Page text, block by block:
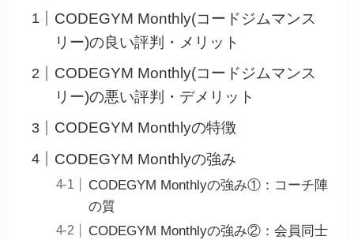
CODEGYM Monthly(コードジムマンス
リー)の良い評判・メリット
CODEGYM Monthly(コードジムマンス
リー)の悪い評判・デメリット
CODEGYM Monthlyの特徴
CODEGYM Monthlyの強み
CODEGYM Monthlyの強み①：コーチ陣
の質
CODEGYM Monthlyの強み②：会員同士